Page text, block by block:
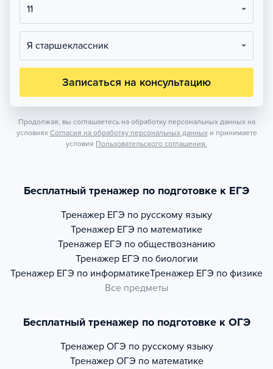
11
Я старшеклассник
Записаться на консультацию
Продолжая, вы соглашаетесь на обработку персональных данных на
условиях Согласия на обработку персональных данных и принимаете
условия Пользовательского соглашения.
Бесплатный тренажер по подготовке к ЕГЭ
Тренажер ЕГЭ по русскому языку
Тренажер ЕГЭ по математике
Тренажер ЕГЭ по обществознанию
Тренажер ЕГЭ по биологии
Тренажер ЕГЭ по информатикеТренажер ЕГЭ по физике
Все предметы
Бесплатный тренажер по подготовке к ОГЭ
Тренажер ОГЭ по русскому языку
Тренажер ОГЭ по математике